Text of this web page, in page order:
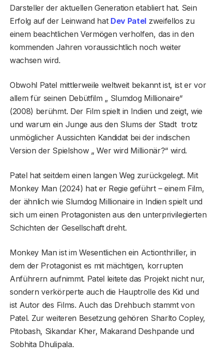
Darsteller der aktuellen Generation etabliert hat. Sein
Erfolg auf der Leinwand hat Dev Patel zweifellos zu
einem beachtlichen Vermögen verholfen, das in den
kommenden Jahren voraussichtlich noch weiter
wachsen wird.
Obwohl Patel mittlerweile weltweit bekannt ist, ist er vor
allem für seinen Debütfilm „ Slumdog Millionaire“
(2008) berühmt. Der Film spielt in Indien und zeigt, wie
und warum ein Junge aus den Slums der Stadt trotz
unmöglicher Aussichten Kandidat bei der indischen
Version der Spielshow „ Wer wird Millionär?“ wird.
Patel hat seitdem einen langen Weg zurückgelegt. Mit
Monkey Man (2024) hat er Regie geführt – einem Film,
der ähnlich wie Slumdog Millionaire in Indien spielt und
sich um einen Protagonisten aus den unterprivilegierten
Schichten der Gesellschaft dreht.
Monkey Man ist im Wesentlichen ein Actionthriller, in
dem der Protagonist es mit mächtigen, korrupten
Anführern aufnimmt. Patel leitete das Projekt nicht nur,
sondern verkörperte auch die Hauptrolle des Kid und
ist Autor des Films. Auch das Drehbuch stammt von
Patel. Zur weiteren Besetzung gehören Sharlto Copley,
Pitobash, Sikandar Kher, Makarand Deshpande und
Sobhita Dhulipala.